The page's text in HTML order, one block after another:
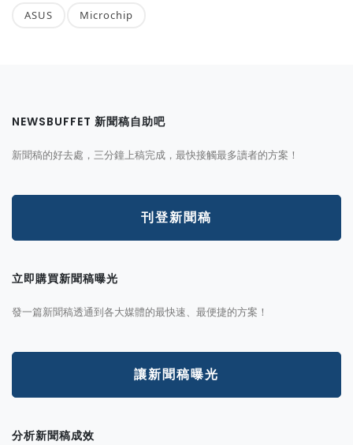
ASUS Microchip
NEWSBUFFET 新聞稿自助吧
新聞稿的好去處，三分鐘上稿完成，最快接觸最多讀者的方案！
刊登新聞稿
立即購買新聞稿曝光
發一篇新聞稿透通到各大媒體的最快速、最便捷的方案！
讓新聞稿曝光
分析新聞稿成效